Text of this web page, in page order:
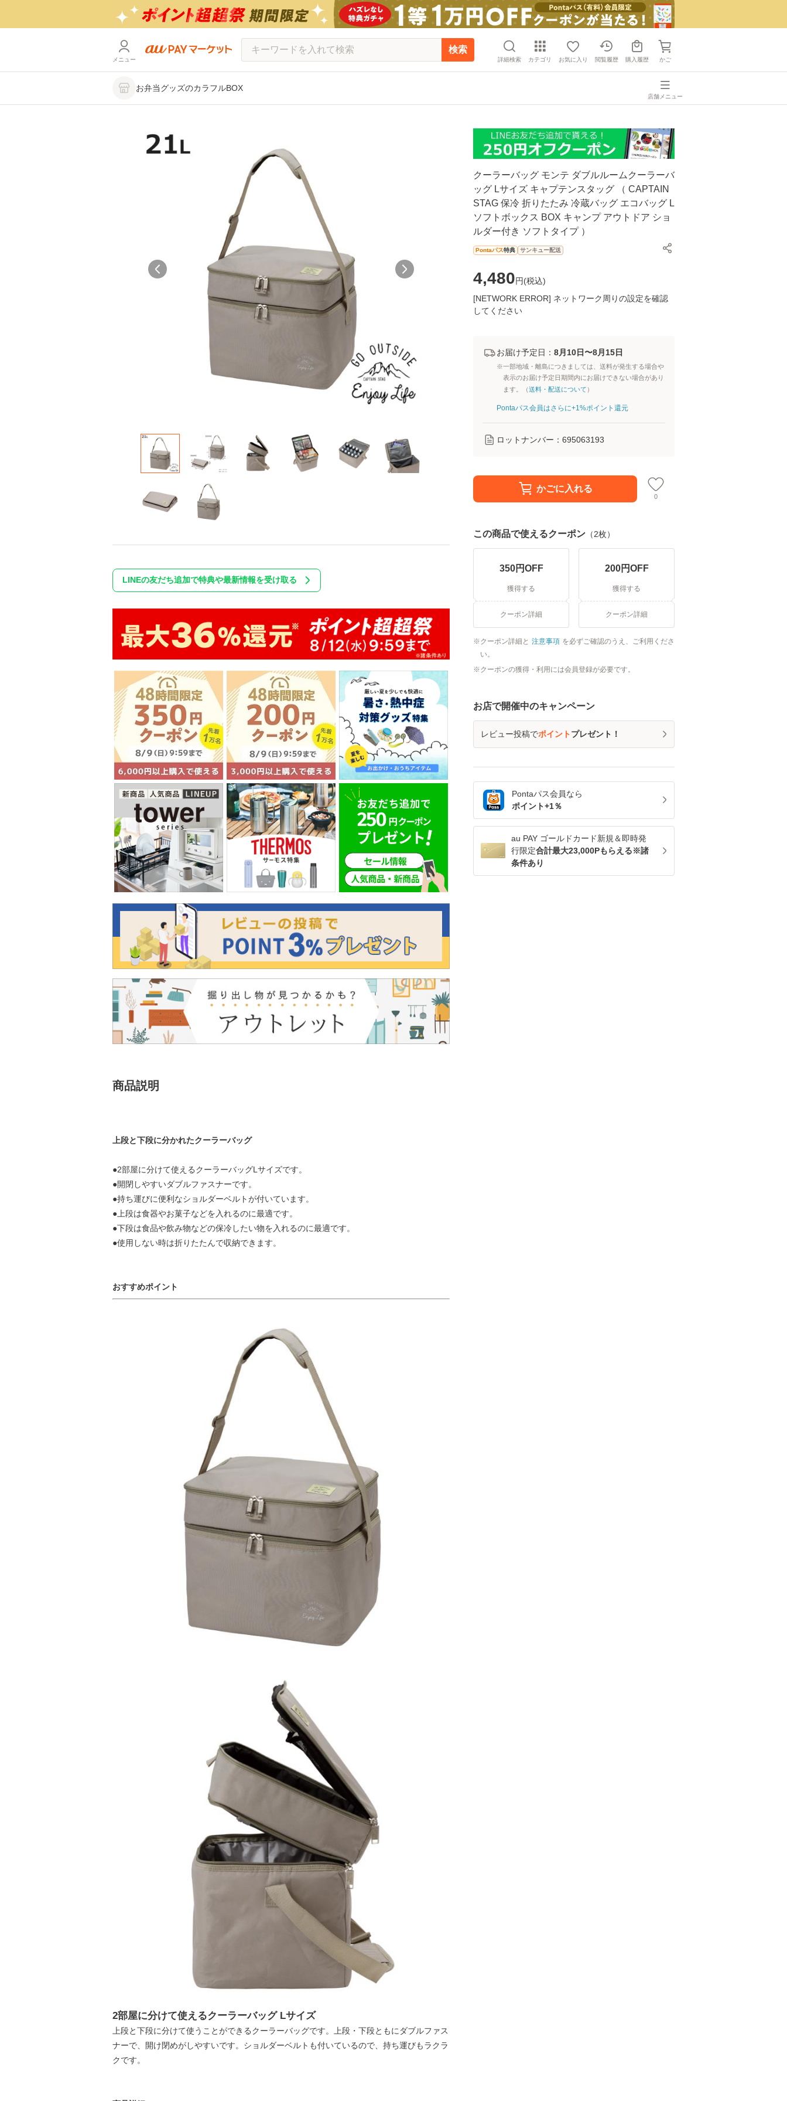
メニュー
検索
詳細検索 カテゴリ お気に入り 閲覧履歴 購入履歴 かご
お弁当グッズのカラフルBOX
店舗メニュー
クーラーバッグ モンテ ダブルルームクーラーバ
ッグ Lサイズ キャプテンスタッグ （ CAPTAIN
STAG 保冷 折りたたみ 冷蔵バッグ エコバッグ L
ソフトボックス BOX キャンプ アウトドア ショ
ルダー付き ソフトタイプ ）
Pontaパス特典 サンキュー配送
4,480円(税込)
[NETWORK ERROR] ネットワーク周りの設定を確認
してください
お届け予定日： 8月10日〜8月15日
※一部地域・離島につきましては、送料が発生する場合や
表示のお届け予定日期間内にお届けできない場合があり
ます。（送料・配送について ）
Pontaパス会員はさらに+1%ポイント還元
ロットナンバー： 695063193
かごに入れる
0
この商品で使えるクーポン （2枚）
350円OFF
獲得する
クーポン詳細
200円OFF
獲得する
クーポン詳細
クーポン詳細と 注意事項 を必ずご確認のうえ、ご利用くださ
い。
クーポンの獲得・利用には会員登録が必要です。
お店で開催中のキャンペーン
レビュー投稿でポイントプレゼント！
Pontaパス会員なら
ポイント+1％
au PAY ゴールドカード新規＆即時発
行限定合計最大23,000Pもらえる※諸
条件あり
LINEの友だち追加で特典や最新情報を受け取る
商品説明
上段と下段に分かれたクーラーバッグ
●2部屋に分けて使えるクーラーバッグLサイズです。
●開閉しやすいダブルファスナーです。
●持ち運びに便利なショルダーベルトが付いています。
●上段は食器やお菓子などを入れるのに最適です。
●下段は食品や飲み物などの保冷したい物を入れるのに最適です。
●使用しない時は折りたたんで収納できます。
おすすめポイント
2部屋に分けて使えるクーラーバッグ Lサイズ
上段と下段に分けて使うことができるクーラーバッグです。上段・下段ともにダブルファス
ナーで、開け閉めがしやすいです。ショルダーベルトも付いているので、持ち運びもラクラ
クです。